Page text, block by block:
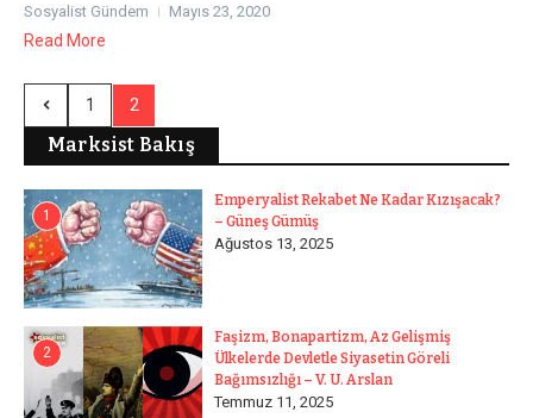
Sosyalist Gündem Mayıs 23, 2020
Read More
1 2
Marksist Bakış
1
Emperyalist Rekabet Ne Kadar Kızışacak?
– Güneş Gümüş
Ağustos 13, 2025
2
Faşizm, Bonapartizm, Az Gelişmiş
Ülkelerde Devletle Siyasetin Göreli
Bağımsızlığı – V. U. Arslan
Temmuz 11, 2025